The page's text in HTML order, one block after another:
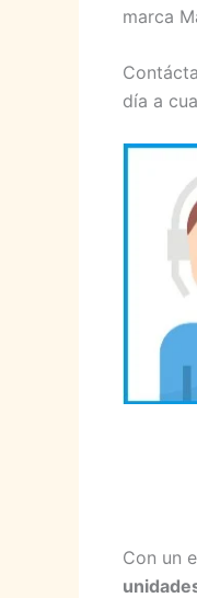
marca
día a
Con un